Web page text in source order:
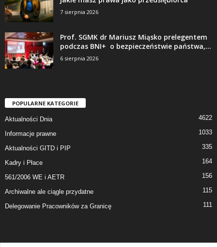
7 sierpnia 2026
Prof. SGMK dr Mariusz Miąsko prelegentem
podczas BNI+ o bezpieczeństwie państwa,...
6 sierpnia 2026
POPULARNE KATEGORIE
Aktualności Dnia 4622
Informacje prawne 1033
Aktualności GITD i PIP 335
Kadry i Płace 164
561/2006 WE i AETR 156
Archiwalne ale ciągle przydatne 115
Delegowanie Pracowników za Granicę 111